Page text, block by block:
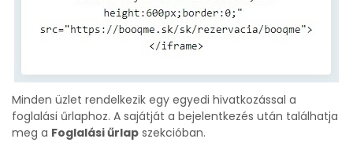
Minden üzlet rendelkezik egy egyedi hivatkozással a
foglalási űrlaphoz. A sajátját a bejelentkezés után találhatja
meg a Foglalási űrlap szekcióban.